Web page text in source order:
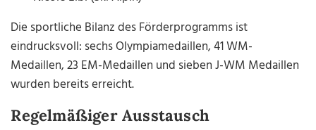
Die sportliche Bilanz des Förderprogramms ist
eindrucksvoll: sechs Olympiamedaillen, 41 WM-
Medaillen, 23 EM-Medaillen und sieben J-WM Medaillen
wurden bereits erreicht.
Regelmäßiger Ausstausch